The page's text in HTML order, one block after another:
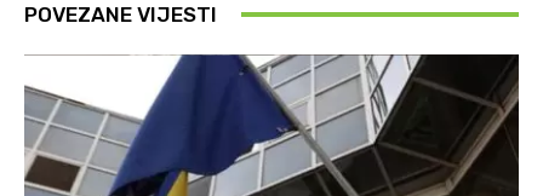
POVEZANE VIJESTI